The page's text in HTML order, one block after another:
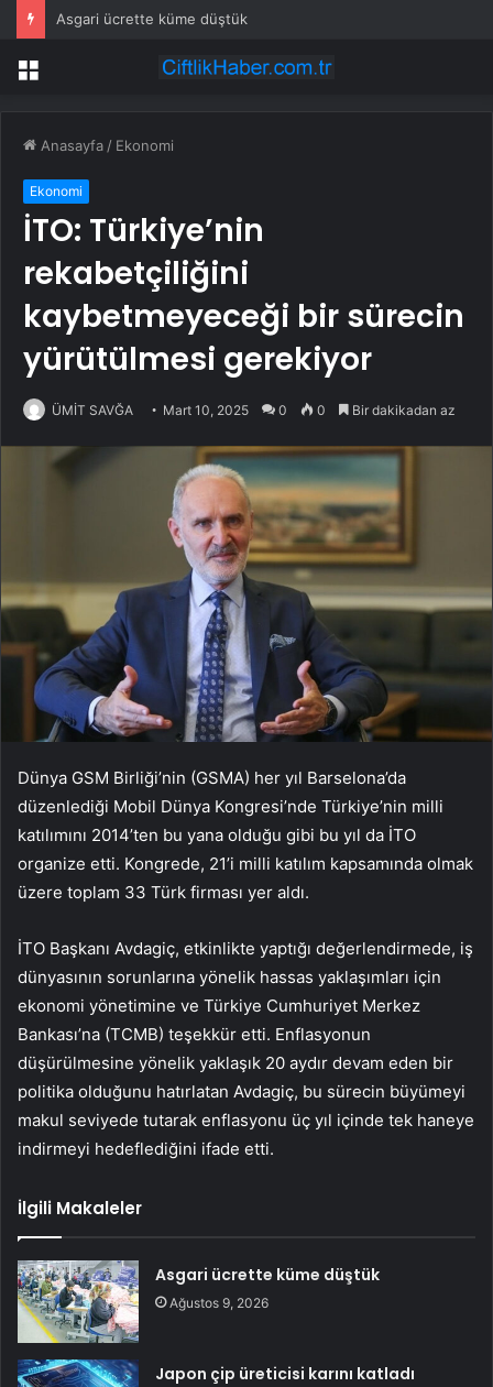
Asgari ücrette küme düştük
Menü
Anasayfa / Ekonomi
Ekonomi
İTO: Türkiye’nin
rekabetçiliğini
kaybetmeyeceği bir sürecin
yürütülmesi gerekiyor
ÜMİT SAVĞA Mart 10, 2025 0 0 Bir dakikadan az
Dünya GSM Birliği’nin (GSMA) her yıl Barselona’da
düzenlediği Mobil Dünya Kongresi’nde Türkiye’nin milli
katılımını 2014’ten bu yana olduğu gibi bu yıl da İTO
organize etti. Kongrede, 21’i milli katılım kapsamında olmak
üzere toplam 33 Türk firması yer aldı.
İTO Başkanı Avdagiç, etkinlikte yaptığı değerlendirmede, iş
dünyasının sorunlarına yönelik hassas yaklaşımları için
ekonomi yönetimine ve Türkiye Cumhuriyet Merkez
Bankası’na (TCMB) teşekkür etti. Enflasyonun
düşürülmesine yönelik yaklaşık 20 aydır devam eden bir
politika olduğunu hatırlatan Avdagiç, bu sürecin büyümeyi
makul seviyede tutarak enflasyonu üç yıl içinde tek haneye
indirmeyi hedeflediğini ifade etti.
İlgili Makaleler
Asgari ücrette küme düştük
Ağustos 9, 2026
Japon çip üreticisi karını katladı